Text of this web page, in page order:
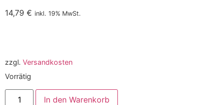
14,79 € inkl. 19% MwSt.
zzgl. Versandkosten
Vorrätig
In den Warenkorb